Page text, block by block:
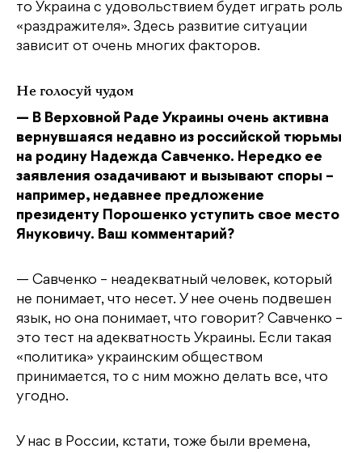
то Украина с удовольствием будет играть роль
«раздражителя». Здесь развитие ситуации
зависит от очень многих факторов.
Не голосуй чудом
— В Верховной Раде Украины очень активна
вернувшаяся недавно из российской тюрьмы
на родину Надежда Савченко. Нередко ее
заявления озадачивают и вызывают споры –
например, недавнее предложение
президенту Порошенко уступить свое место
Януковичу. Ваш комментарий?
— Савченко – неадекватный человек, который
не понимает, что несет. У нее очень подвешен
язык, но она понимает, что говорит? Савченко –
это тест на адекватность Украины. Если такая
«политика» украинским обществом
принимается, то с ним можно делать все, что
угодно.
У нас в России, кстати, тоже были времена,